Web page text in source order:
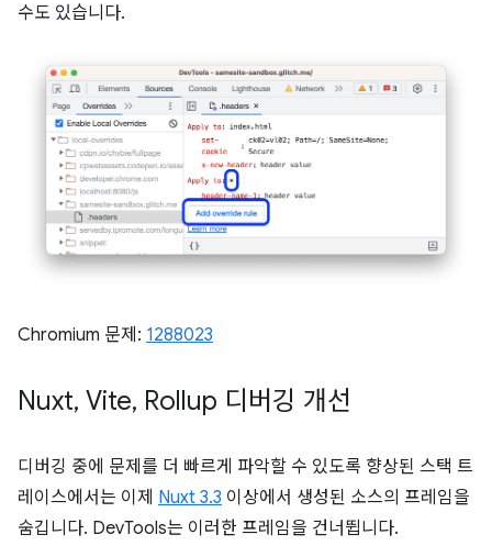
수도 있습니다.
Chromium 문제: 1288023
Nuxt, Vite, Rollup 디버깅 개선
디버깅 중에 문제를 더 빠르게 파악할 수 있도록 향상된 스택 트
레이스에서는 이제 Nuxt 3.3 이상에서 생성된 소스의 프레임을
숨깁니다. DevTools는 이러한 프레임을 건너뜁니다.